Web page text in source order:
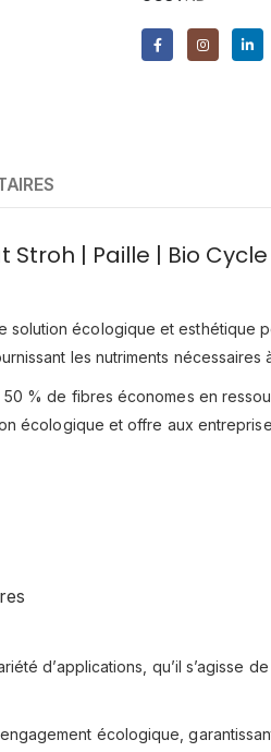
Stroh | Paille | Bio
solution écologique et
les nutriments nécessaires
50 % de fibres économes en
écologique et offre aux
d’applications, qu’il s’agisse
écologique,